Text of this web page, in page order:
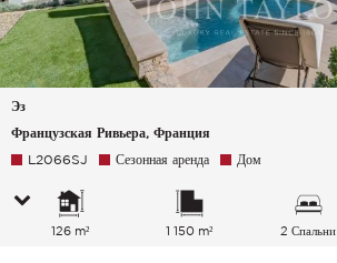
Эз
Французская Ривьера, Франция
L2066SJ Сезонная аренда Дом
126 m² 1 150 m² 2 Спальни